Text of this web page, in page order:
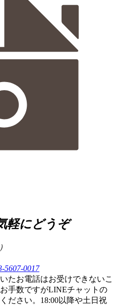
軽にどうぞ
5607-0017
たお電話はお受けできないこ
手数ですがLINEチャットの
ださい。18:00以降や土日祝